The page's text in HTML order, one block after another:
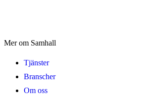
Mer om Samhall
Tjänster
Branscher
Om oss